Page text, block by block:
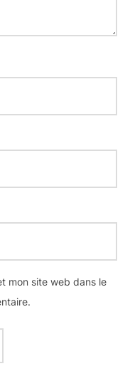
mon site web dans le